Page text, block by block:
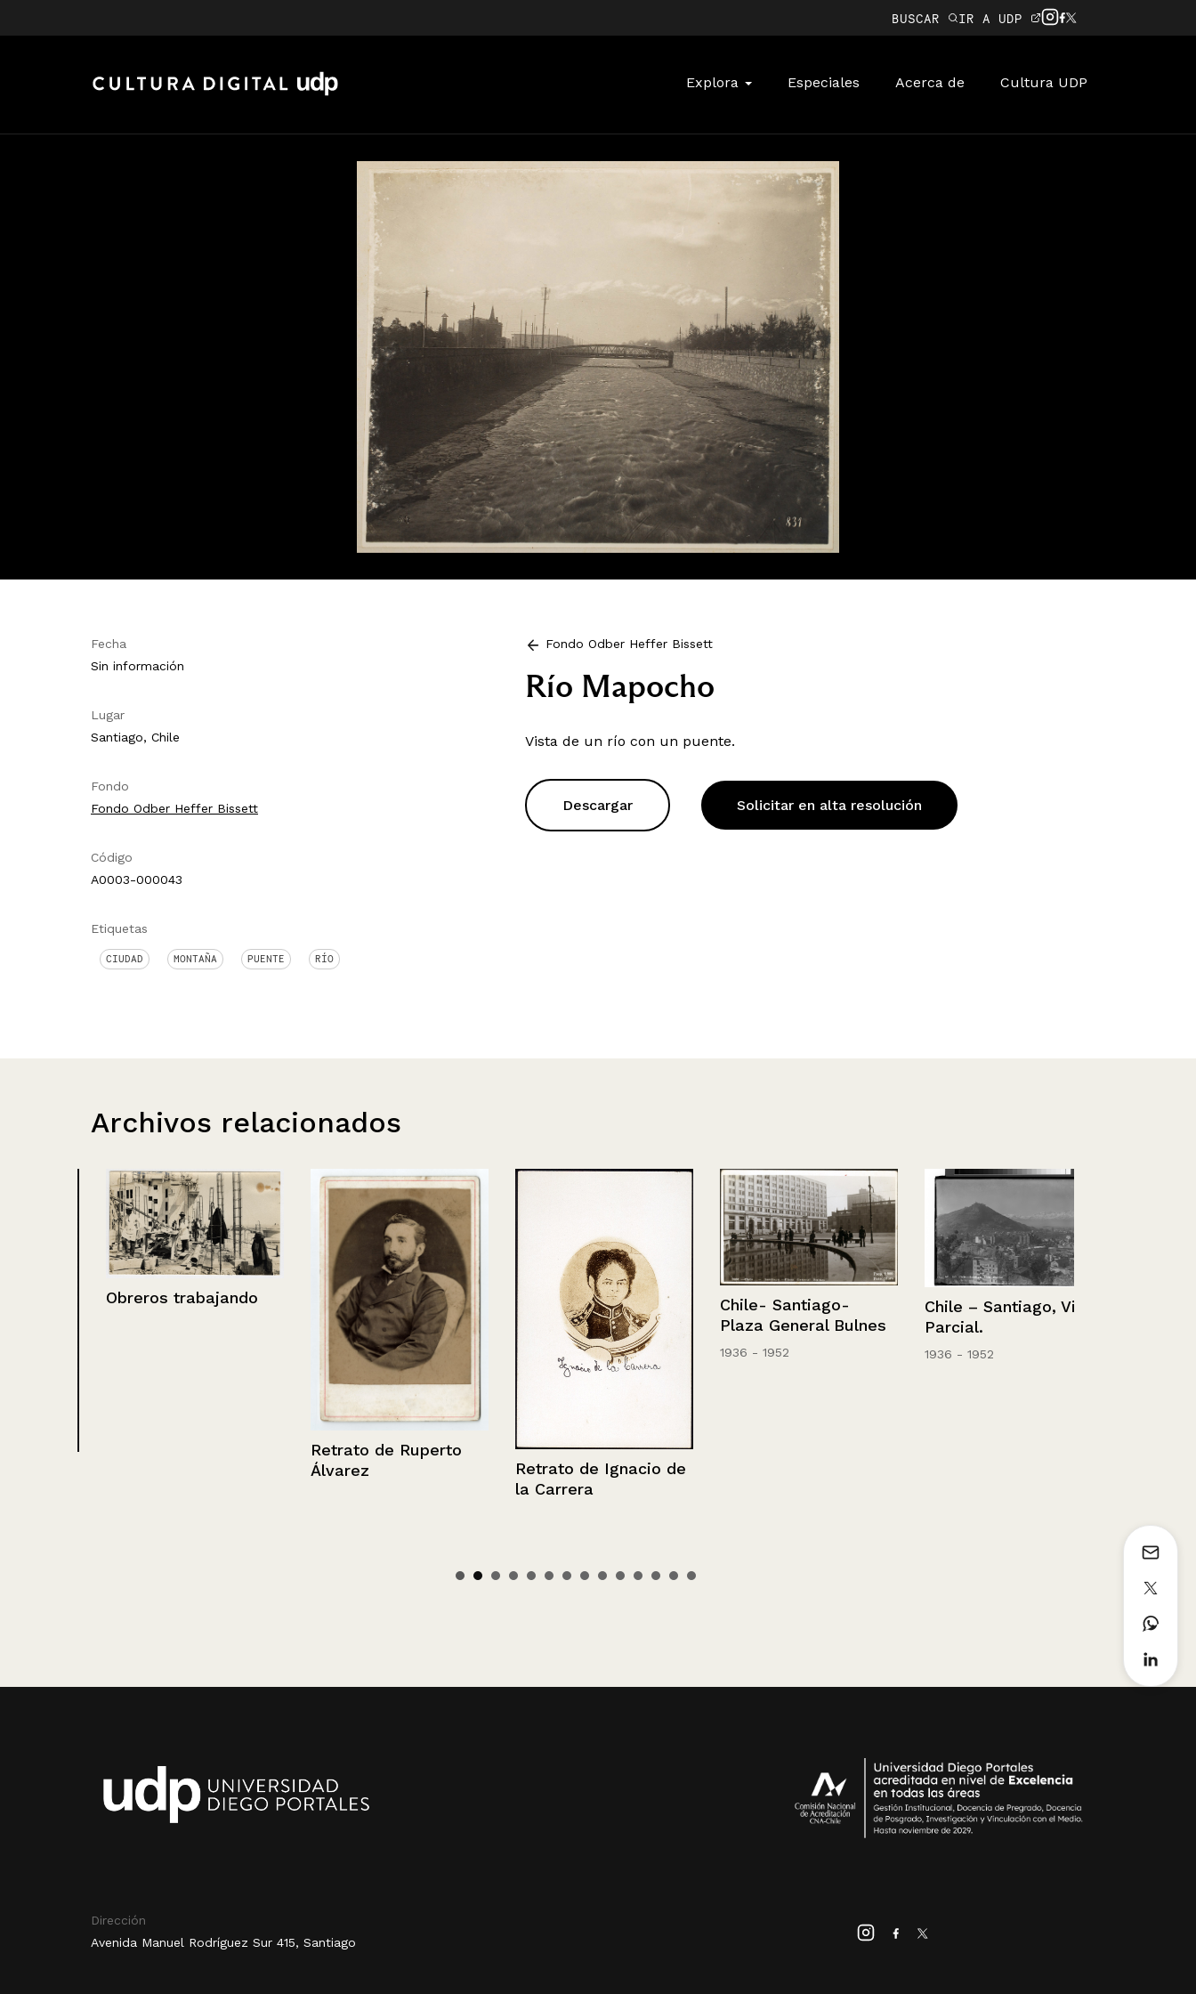
BUSCAR IR A UDP
Explora Especiales Acerca de Cultura UDP
Fecha
Sin información
Lugar
Santiago, Chile
Fondo
Fondo Odber Heffer Bissett
Código
A0003-000043
Etiquetas
CIUDAD MONTAÑA PUENTE RÍO
Fondo Odber Heffer Bissett
Río Mapocho
Vista de un río con un puente.
Descargar Solicitar en alta resolución
Archivos relacionados
Obreros trabajando
Retrato de Ruperto
Álvarez
Retrato de Ignacio de
la Carrera
Chile- Santiago-
Plaza General Bulnes
1936 - 1952
Chile – Santiago, Vista
Parcial.
1936 - 1952
Dirección
Avenida Manuel Rodríguez Sur 415, Santiago